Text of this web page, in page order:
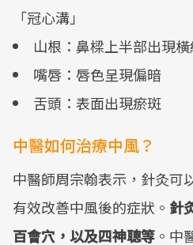
「冠心溝」
山根：鼻樑上半部出現橫
嘴唇：唇色呈現偏暗
舌頭：表面出現瘀斑
中醫如何治療中風？
中醫師周宗翰表示，針灸可
有效改善中風後的症狀。 針
百會穴，以及四神聰等 。中